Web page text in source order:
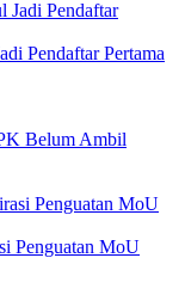
Pendaftar Pertama
Belum Ambil
Penguatan MoU